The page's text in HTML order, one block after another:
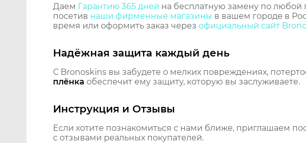
Даем Гарантию 365 дней на бесплатную замену по любой
посетив наши фирменные магазины в вашем городе в
время или оформить заказ через официальный сайт
Надёжная защита каждый день
С Bronoskins вы забудете о мелких повреждениях,
плёнка обеспечит ему защиту, которую вы заслуживаете.
Инструкция и Отзывы
Если хотите познакомиться с нами ближе, приглашаем
с отзывами реальных покупателей.